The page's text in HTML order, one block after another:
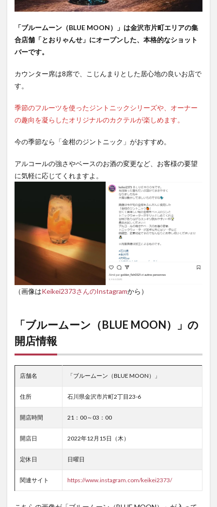
「ブルームーン（BLUE MOON）」は金沢市片町エリアの集
合店舗「とおりゃんせ」にオープンした、本格的なショット
バーです。
カウンター席は8席で、こじんまりとした居心地の良いお店で
す。
季節のフルーツを使ったジントニックシリーズや、オーナー
の趣向を凝らしたオリジナルのカクテルが楽しめます。
今の季節なら「金柑のジントニック」がおすすめ。
アルコールの強さやベースのお酒の変更など、お客様の要望
に気軽に応じてくれますよ。
（画像はKeikei2373さんのInstagramから）
「ブルームーン（BLUE MOON）」の
開店情報
店舗名 「ブルームーン（BLUE MOON）」
住所 石川県金沢市片町2丁目23-6
開店時間 21：00～03：00
開店日 2022年12月15日（木）
定休日 日曜日
関連サイト https://www.instagram.com/keikei2373/